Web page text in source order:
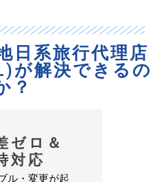
力
では届かな
の動き
結
日系旅行代理店
が解決できるの
？
ゼロ＆
対応
ル・変更が起